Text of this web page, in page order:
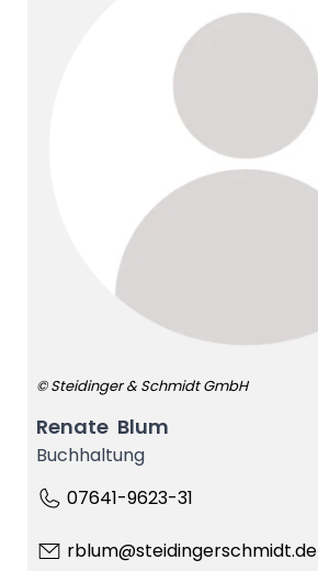
© Steidinger & Schmidt GmbH
Renate Blum
Buchhaltung
07641-9623-31
rblum@steidingerschmidt.de